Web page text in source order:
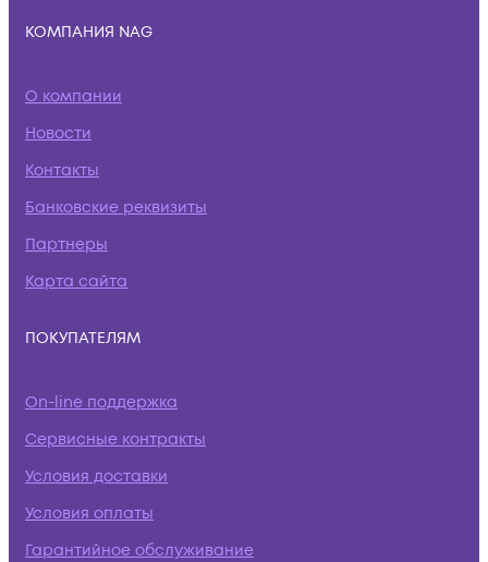
КОМПАНИЯ NAG
О компании
Новости
Контакты
Банковские реквизиты
Партнеры
Карта сайта
ПОКУПАТЕЛЯМ
On-line поддержка
Сервисные контракты
Условия доставки
Условия оплаты
Гарантийное обслуживание